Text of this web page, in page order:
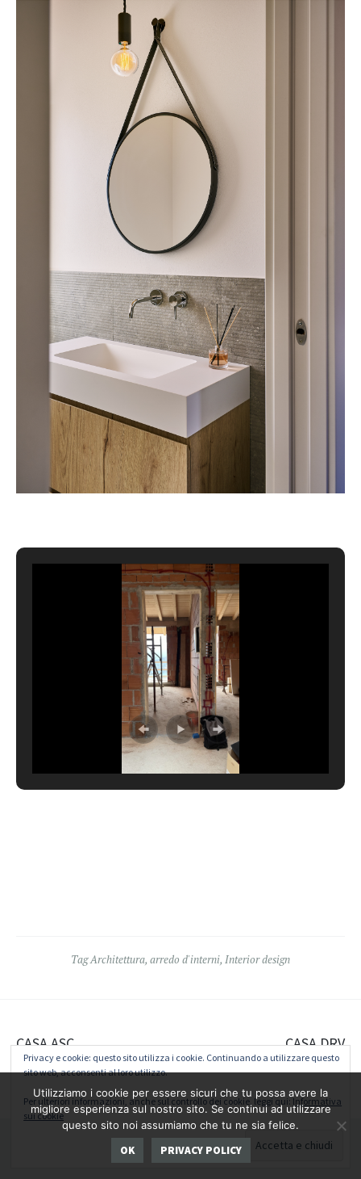
TagArchitettura, arredo d'interni, Interior design
Navigazione
articolo
CASA ASC CASA DRV
Widget
Instagram LinkedIn ArchiloversFacebook Pinterest
Privacy e cookie: questo sito utilizza i cookie. Continuando a utilizzare questo
sito web, acconsenti al loro utilizzo.
Per ulteriori informazioni, anche sul controllo dei cookie, leggi qui: Informativa
sui cookie
Utilizziamo i cookie per essere sicuri che tu possa avere la
migliore esperienza sul nostro sito. Se continui ad utilizzare
questo sito noi assumiamo che tu ne sia felice.
OK PRIVACY POLICY